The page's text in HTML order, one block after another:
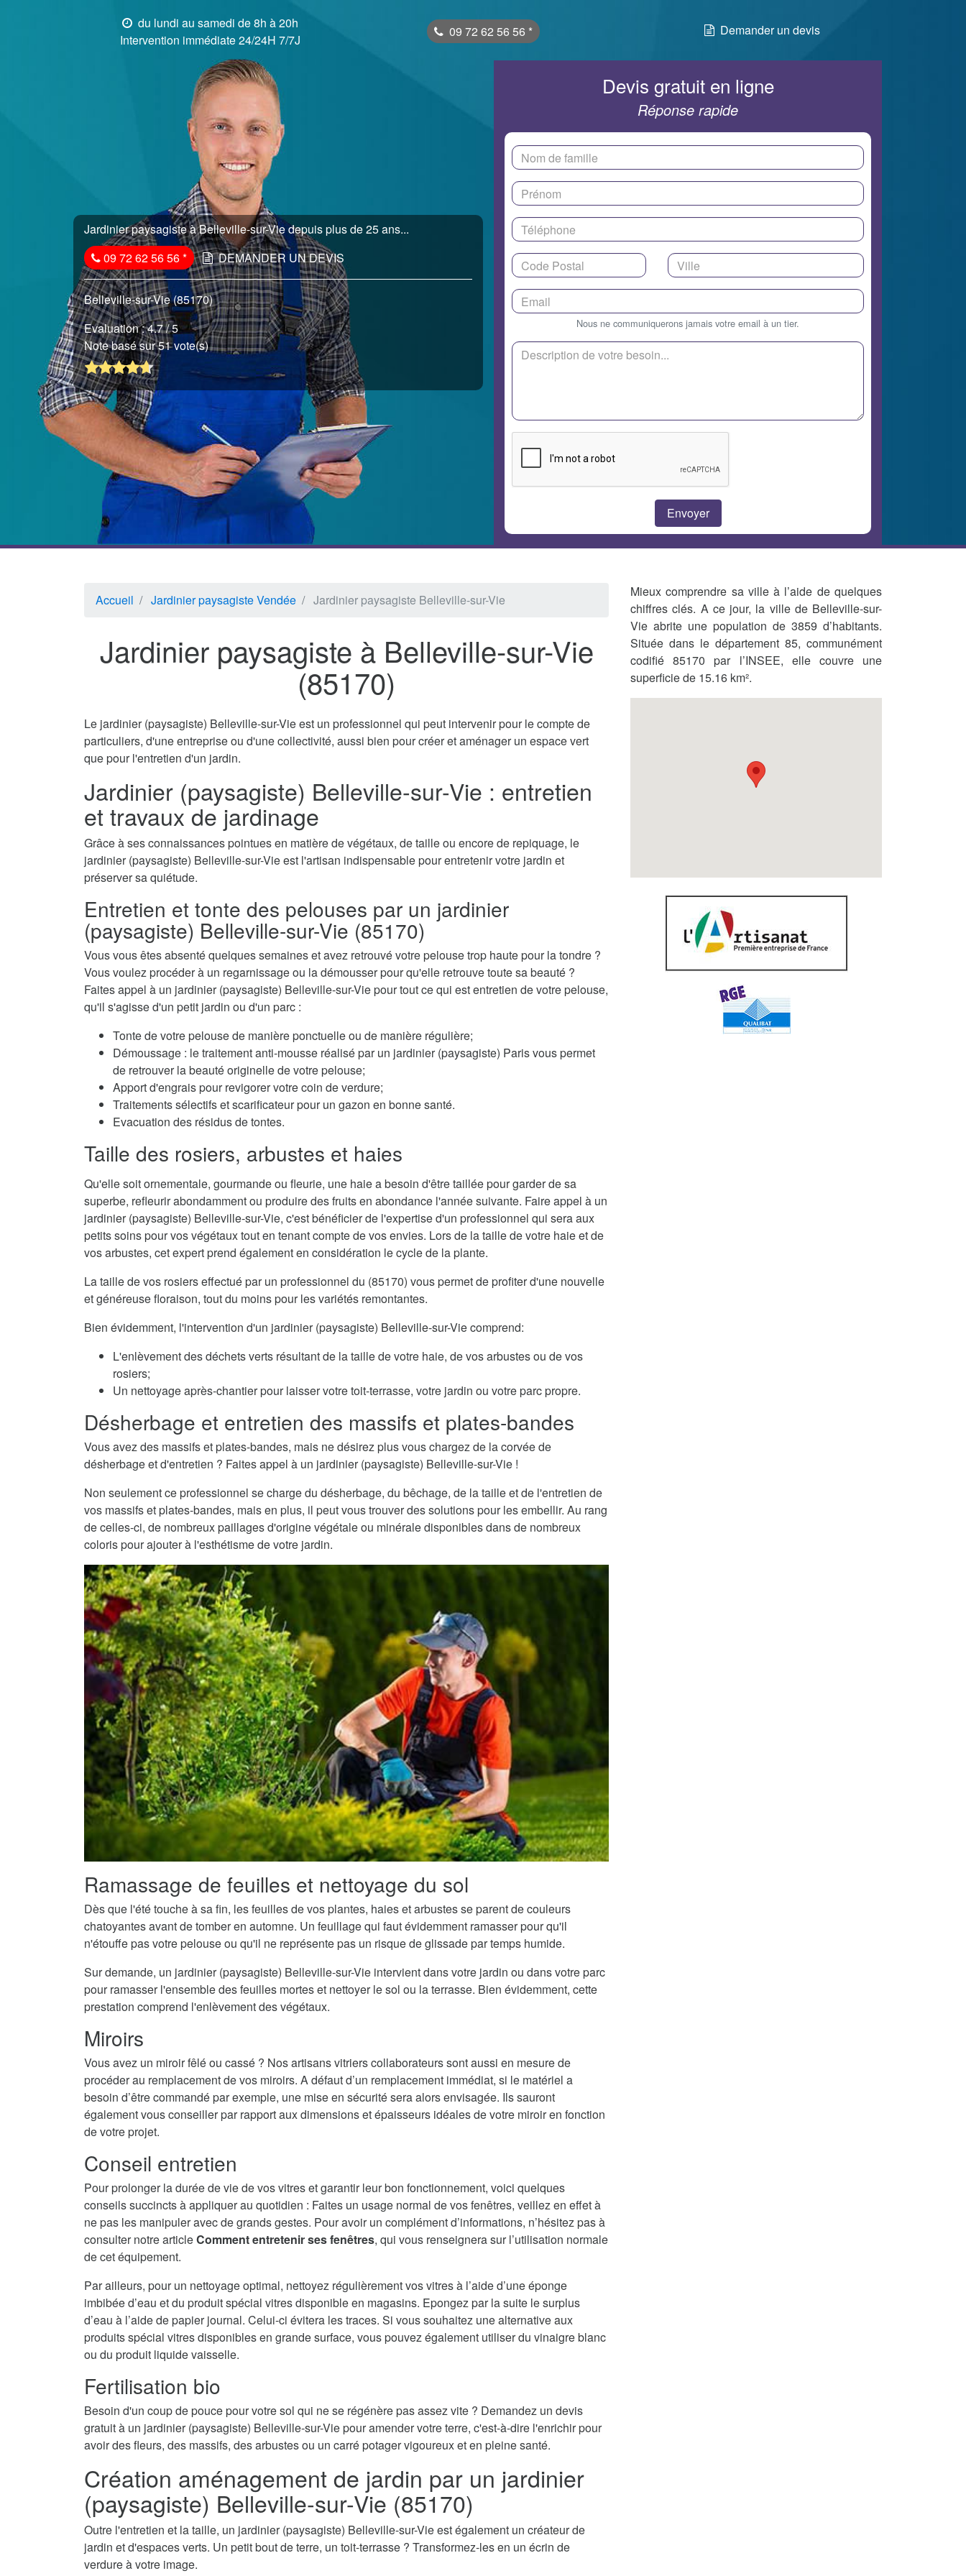
du lundi au samedi de 8h à 20h
Intervention immédiate 24/24H 7/7J
09 72 62 56 56 * Demander un devis
Jardinier paysagiste à Belleville-sur-Vie depuis plus de 25 ans...
09 72 62 56 56* DEMANDER UN DEVIS
Belleville-sur-Vie (85170)
Evaluation :4.7/ 5
Note basé sur 51 vote(s)
Devis gratuit en ligne
Réponse rapide
Nous ne communiquerons jamais votre email à un tier.
Accueil Jardinier paysagiste Vendée Jardinier paysagiste Belleville-sur-Vie
Jardinier paysagiste à Belleville-sur-Vie
(85170)
Le jardinier (paysagiste) Belleville-sur-Vie est un professionnel qui peut intervenir pour le compte de
particuliers, d'une entreprise ou d'une collectivité, aussi bien pour créer et aménager un espace vert
que pour l'entretien d'un jardin.
Jardinier (paysagiste) Belleville-sur-Vie : entretien
et travaux de jardinage
Grâce à ses connaissances pointues en matière de végétaux, de taille ou encore de repiquage, le
jardinier (paysagiste) Belleville-sur-Vie est l'artisan indispensable pour entretenir votre jardin et
préserver sa quiétude.
Entretien et tonte des pelouses par un jardinier
(paysagiste) Belleville-sur-Vie (85170)
Vous vous êtes absenté quelques semaines et avez retrouvé votre pelouse trop haute pour la tondre ?
Vous voulez procéder à un regarnissage ou la démousser pour qu'elle retrouve toute sa beauté ?
Faites appel à un jardinier (paysagiste) Belleville-sur-Vie pour tout ce qui est entretien de votre pelouse,
qu'il s'agisse d'un petit jardin ou d'un parc :
Tonte de votre pelouse de manière ponctuelle ou de manière régulière;
Démoussage : le traitement anti-mousse réalisé par un jardinier (paysagiste) Paris vous permet
de retrouver la beauté originelle de votre pelouse;
Apport d'engrais pour revigorer votre coin de verdure;
Traitements sélectifs et scarificateur pour un gazon en bonne santé.
Evacuation des résidus de tontes.
Taille des rosiers, arbustes et haies
Qu'elle soit ornementale, gourmande ou fleurie, une haie a besoin d'être taillée pour garder de sa
superbe, refleurir abondamment ou produire des fruits en abondance l'année suivante. Faire appel à un
jardinier (paysagiste) Belleville-sur-Vie, c'est bénéficier de l'expertise d'un professionnel qui sera aux
petits soins pour vos végétaux tout en tenant compte de vos envies. Lors de la taille de votre haie et de
vos arbustes, cet expert prend également en considération le cycle de la plante.
La taille de vos rosiers effectué par un professionnel du (85170) vous permet de profiter d'une nouvelle
et généreuse floraison, tout du moins pour les variétés remontantes.
Bien évidemment, l'intervention d'un jardinier (paysagiste) Belleville-sur-Vie comprend:
L'enlèvement des déchets verts résultant de la taille de votre haie, de vos arbustes ou de vos
rosiers;
Un nettoyage après-chantier pour laisser votre toit-terrasse, votre jardin ou votre parc propre.
Désherbage et entretien des massifs et plates-bandes
Vous avez des massifs et plates-bandes, mais ne désirez plus vous chargez de la corvée de
désherbage et d'entretien ? Faites appel à un jardinier (paysagiste) Belleville-sur-Vie !
Non seulement ce professionnel se charge du désherbage, du bêchage, de la taille et de l'entretien de
vos massifs et plates-bandes, mais en plus, il peut vous trouver des solutions pour les embellir. Au rang
de celles-ci, de nombreux paillages d'origine végétale ou minérale disponibles dans de nombreux
coloris pour ajouter à l'esthétisme de votre jardin.
Ramassage de feuilles et nettoyage du sol
Dès que l'été touche à sa fin, les feuilles de vos plantes, haies et arbustes se parent de couleurs
chatoyantes avant de tomber en automne. Un feuillage qui faut évidemment ramasser pour qu'il
n'étouffe pas votre pelouse ou qu'il ne représente pas un risque de glissade par temps humide.
Sur demande, un jardinier (paysagiste) Belleville-sur-Vie intervient dans votre jardin ou dans votre parc
pour ramasser l'ensemble des feuilles mortes et nettoyer le sol ou la terrasse. Bien évidemment, cette
prestation comprend l'enlèvement des végétaux.
Miroirs
Vous avez un miroir fêlé ou cassé ? Nos artisans vitriers collaborateurs sont aussi en mesure de
procéder au remplacement de vos miroirs. A défaut d’un remplacement immédiat, si le matériel a
besoin d’être commandé par exemple, une mise en sécurité sera alors envisagée. Ils sauront
également vous conseiller par rapport aux dimensions et épaisseurs idéales de votre miroir en fonction
de votre projet.
Conseil entretien
Pour prolonger la durée de vie de vos vitres et garantir leur bon fonctionnement, voici quelques
conseils succincts à appliquer au quotidien : Faites un usage normal de vos fenêtres, veillez en effet à
ne pas les manipuler avec de grands gestes. Pour avoir un complément d’informations, n’hésitez pas à
consulter notre articleComment entretenir ses fenêtres, qui vous renseignera sur l’utilisation normale
de cet équipement.
Par ailleurs, pour un nettoyage optimal, nettoyez régulièrement vos vitres à l’aide d’une éponge
imbibée d’eau et du produit spécial vitres disponible en magasins. Epongez par la suite le surplus
d’eau à l’aide de papier journal. Celui-ci évitera les traces. Si vous souhaitez une alternative aux
produits spécial vitres disponibles en grande surface, vous pouvez également utiliser du vinaigre blanc
ou du produit liquide vaisselle.
Fertilisation bio
Besoin d'un coup de pouce pour votre sol qui ne se régénère pas assez vite ? Demandez un devis
gratuit à un jardinier (paysagiste) Belleville-sur-Vie pour amender votre terre, c'est-à-dire l'enrichir pour
avoir des fleurs, des massifs, des arbustes ou un carré potager vigoureux et en pleine santé.
Création aménagement de jardin par un jardinier
(paysagiste) Belleville-sur-Vie (85170)
Outre l'entretien et la taille, un jardinier (paysagiste) Belleville-sur-Vie est également un créateur de
jardin et d'espaces verts. Un petit bout de terre, un toit-terrasse ? Transformez-les en un écrin de
verdure à votre image.
Mieux comprendre sa ville à l’aide de quelques
chiffres clés. A ce jour, la ville de Belleville-sur-
Vie abrite une population de 3859 d’habitants.
Située dans le département 85, communément
codifié 85170 par l’INSEE, elle couvre une
superficie de 15.16 km².